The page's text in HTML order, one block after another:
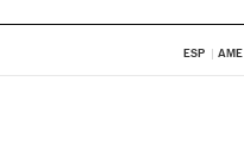
ESP AME